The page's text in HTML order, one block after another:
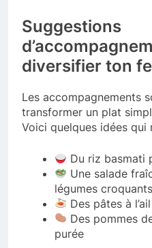
Suggestions
diversifier ton
Les accompagnements
transformer un plat
Voici quelques idées
Du riz basmati
Une salade
légumes
Des pâtes à
Des pommes
purée